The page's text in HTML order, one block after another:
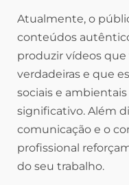
Atualmente, o
conteúdos
produzir vídeos
verdadeiras e que
sociais e
significativo. Além
comunicação e o
profissional
do seu trabalho.